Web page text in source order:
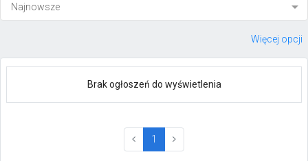
Więcej opcji
Brak ogłoszeń do wyświetlenia
1 (current)